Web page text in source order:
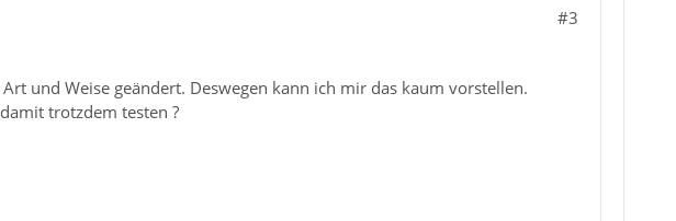
#3
und Weise geändert. Deswegen kann ich mir das kaum vorstellen.
trotzdem testen ?